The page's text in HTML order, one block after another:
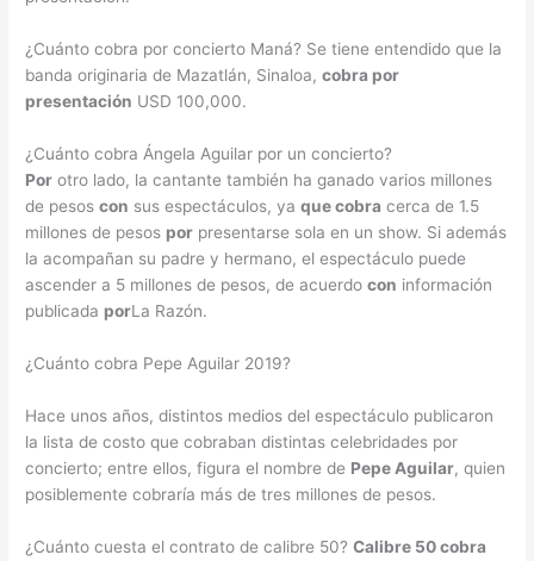
¿Cuánto cobra por concierto Maná? Se tiene entendido que la
banda originaria de Mazatlán, Sinaloa,cobra por
presentación USD 100,000.
¿Cuánto cobra Ángela Aguilar por un concierto?
Por otro lado, la cantante también ha ganado varios millones
de pesoscon sus espectáculos, yaque cobra cerca de 1.5
millones de pesos por presentarse sola en un show. Si además
la acompañan su padre y hermano, el espectáculo puede
ascender a 5 millones de pesos, de acuerdocon información
publicada porLa Razón.
¿Cuánto cobra Pepe Aguilar 2019?
Hace unos años, distintos medios del espectáculo publicaron
la lista de costo que cobraban distintas celebridades por
concierto; entre ellos, figura el nombre de Pepe Aguilar, quien
posiblemente cobraría más de tres millones de pesos.
¿Cuánto cuesta el contrato de calibre 50?Calibre 50 cobra